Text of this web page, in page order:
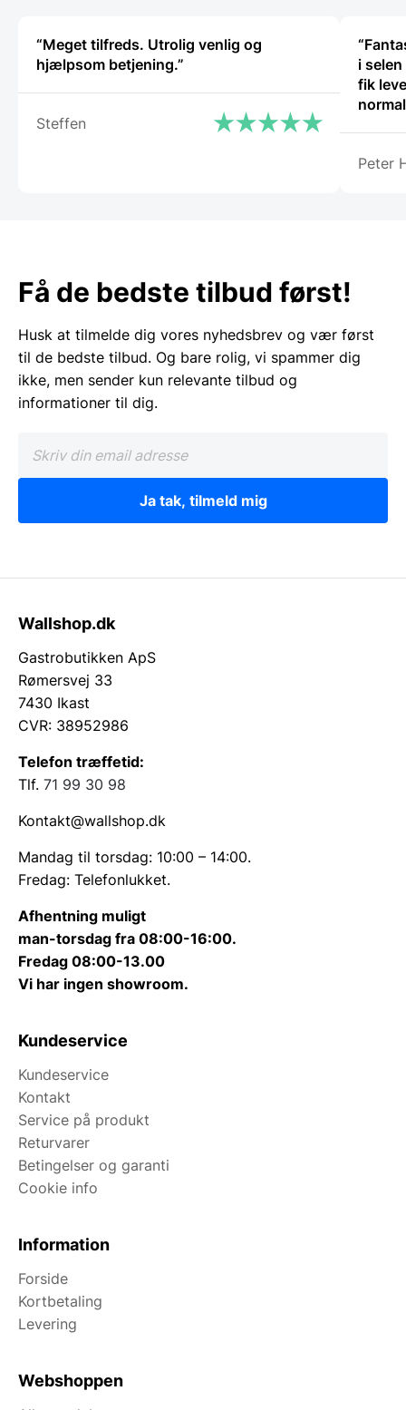
“Meget tilfreds. Utrolig venlig og
hjælpsom betjening.”
Steffen
i
fik
Peter
Få de bedste tilbud først!
Husk at tilmelde dig vores nyhedsbrev og vær først
til de bedste tilbud. Og bare rolig, vi spammer dig
ikke, men sender kun relevante tilbud og
informationer til dig.
Ja tak, tilmeld mig
Wallshop.dk
Gastrobutikken ApS
Rømersvej 33
7430 Ikast
CVR: 38952986
Telefon træffetid:
Tlf. 71 99 30 98
Kontakt@wallshop.dk
Mandag til torsdag: 10:00 – 14:00.
Fredag: Telefonlukket.
Afhentning muligt
man-torsdag fra 08:00-16:00.
Fredag 08:00-13.00
Vi har ingen showroom.
Kundeservice
Kundeservice
Kontakt
Service på produkt
Returvarer
Betingelser og garanti
Cookie info
Information
Forside
Kortbetaling
Levering
Webshoppen